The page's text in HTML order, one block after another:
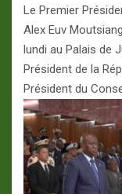
Le Premier
Alex Euv
lundi au Palais de
Président de la
Président du